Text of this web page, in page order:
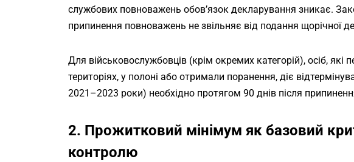
службових повноважень обов’язок декларування зникає.
припинення повноважень не звільняє від подання щорічної
Для військовослужбовців (крім окремих категорій), осіб,
територіях, у полоні або отримали поранення, діє
2021–2023 роки) необхідно протягом 90 днів після
2. Прожитковий мінімум як базовий
контролю